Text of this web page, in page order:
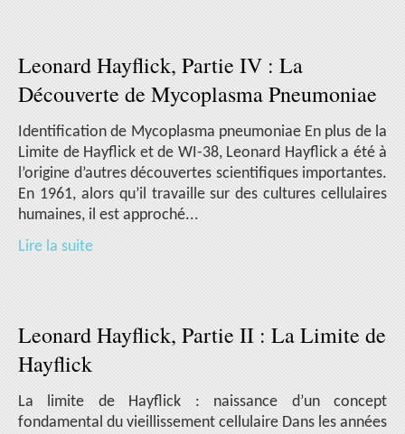
Leonard Hayflick, Partie IV : La
Découverte de Mycoplasma Pneumoniae
Identification de Mycoplasma pneumoniae En plus de la
Limite de Hayflick et de WI-38, Leonard Hayflick a été à
l’origine d’autres découvertes scientifiques importantes.
En 1961, alors qu’il travaille sur des cultures cellulaires
humaines, il est approché...
Lire la suite
Leonard Hayflick, Partie II : La Limite de
Hayflick
La limite de Hayflick : naissance d’un concept
fondamental du vieillissement cellulaire Dans les années